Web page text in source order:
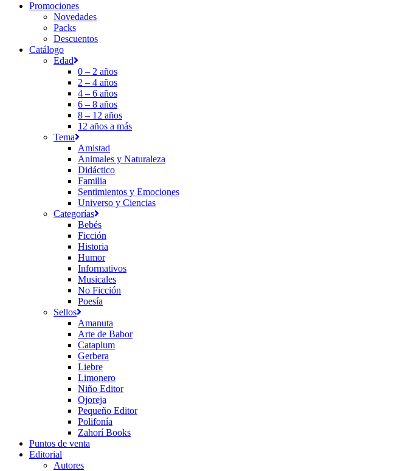
Promociones
Novedades
Packs
Descuentos
Catálogo
Edad
0 – 2 años
2 – 4 años
4 – 6 años
6 – 8 años
8 – 12 años
12 años a más
Tema
Amistad
Animales y Naturaleza
Didáctico
Familia
Sentimientos y Emociones
Universo y Ciencias
Categorías
Bebés
Ficción
Historia
Humor
Informativos
Musicales
No Ficción
Poesía
Sellos
Amanuta
Arte de Babor
Cataplum
Gerbera
Liebre
Limonero
Niño Editor
Ojoreja
Pequeño Editor
Polifonía
Zahorí Books
Puntos de venta
Editorial
Autores